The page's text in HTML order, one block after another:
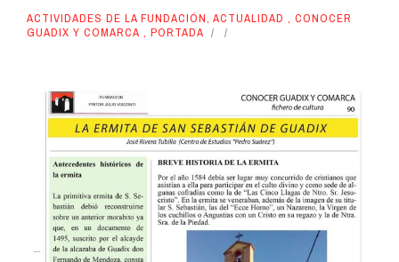
ACTIVIDADES DE LA FUNDACIÓN, ACTUALIDAD , CONOCER
GUADIX Y COMARCA , PORTADA